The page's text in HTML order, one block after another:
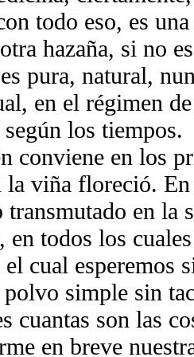
todo eso, es
hazaña, si no
pura, natural,
en el régimen
los tiempos.
conviene en los
viña floreció. En
transmutado en la
en todos los
cual esperemos
simple sin
cuantas son las
en breve